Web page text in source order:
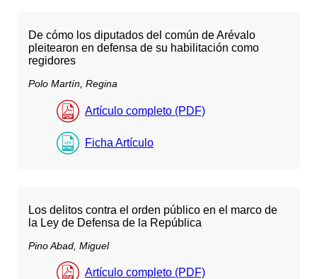
De cómo los diputados del común de Arévalo
pleitearon en defensa de su habilitación como
regidores
Polo Martín, Regina
Artículo completo (PDF)
Ficha Artículo
Los delitos contra el orden público en el marco de
la Ley de Defensa de la República
Pino Abad, Miguel
Artículo completo (PDF)